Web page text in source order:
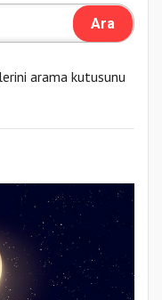
arama kutusunu